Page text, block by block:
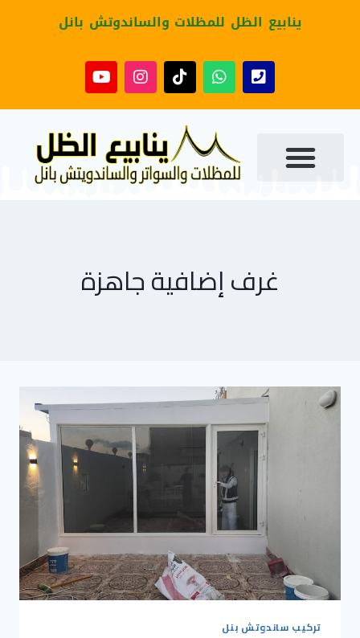
ينابيع الظل للمظلات والساندوتش بانل
غرف إضافية جاهزة
تركيب ساندوتش بنل